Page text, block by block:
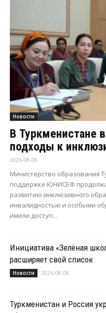
Новости
В Туркменистане
подходы к
2026-08-08
Министерство образования
поддержке ЮНИСЕФ
развитию инклюзивного
инвалидностью и особыми
имели доступ...
Инициатива «Зелёная
расширяет свой список
Новости 2026-08-08
Туркменистан и Россия